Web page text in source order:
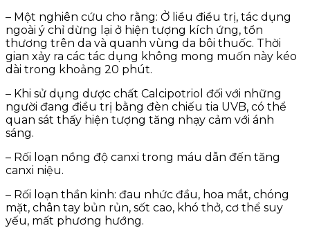
– Một nghiên cứu cho rằng: Ở liều điều trị, tác dụng
ngoài ý chỉ dừng lại ở hiện tượng kích ứng, tổn
thương trên da và quanh vùng da bôi thuốc. Thời
gian xảy ra các tác dụng không mong muốn này kéo
dài trong khoảng 20 phút.
– Khi sử dụng dược chất Calcipotriol đối với những
người đang điều trị bằng đèn chiếu tia UVB, có thể
quan sát thấy hiện tượng tăng nhạy cảm với ánh
sáng.
– Rối loạn nồng độ canxi trong máu dẫn đến tăng
canxi niệu.
– Rối loạn thần kinh: đau nhức đầu, hoa mắt, chóng
mặt, chân tay bủn rủn, sốt cao, khó thở, cơ thể suy
yếu, mất phương hướng.